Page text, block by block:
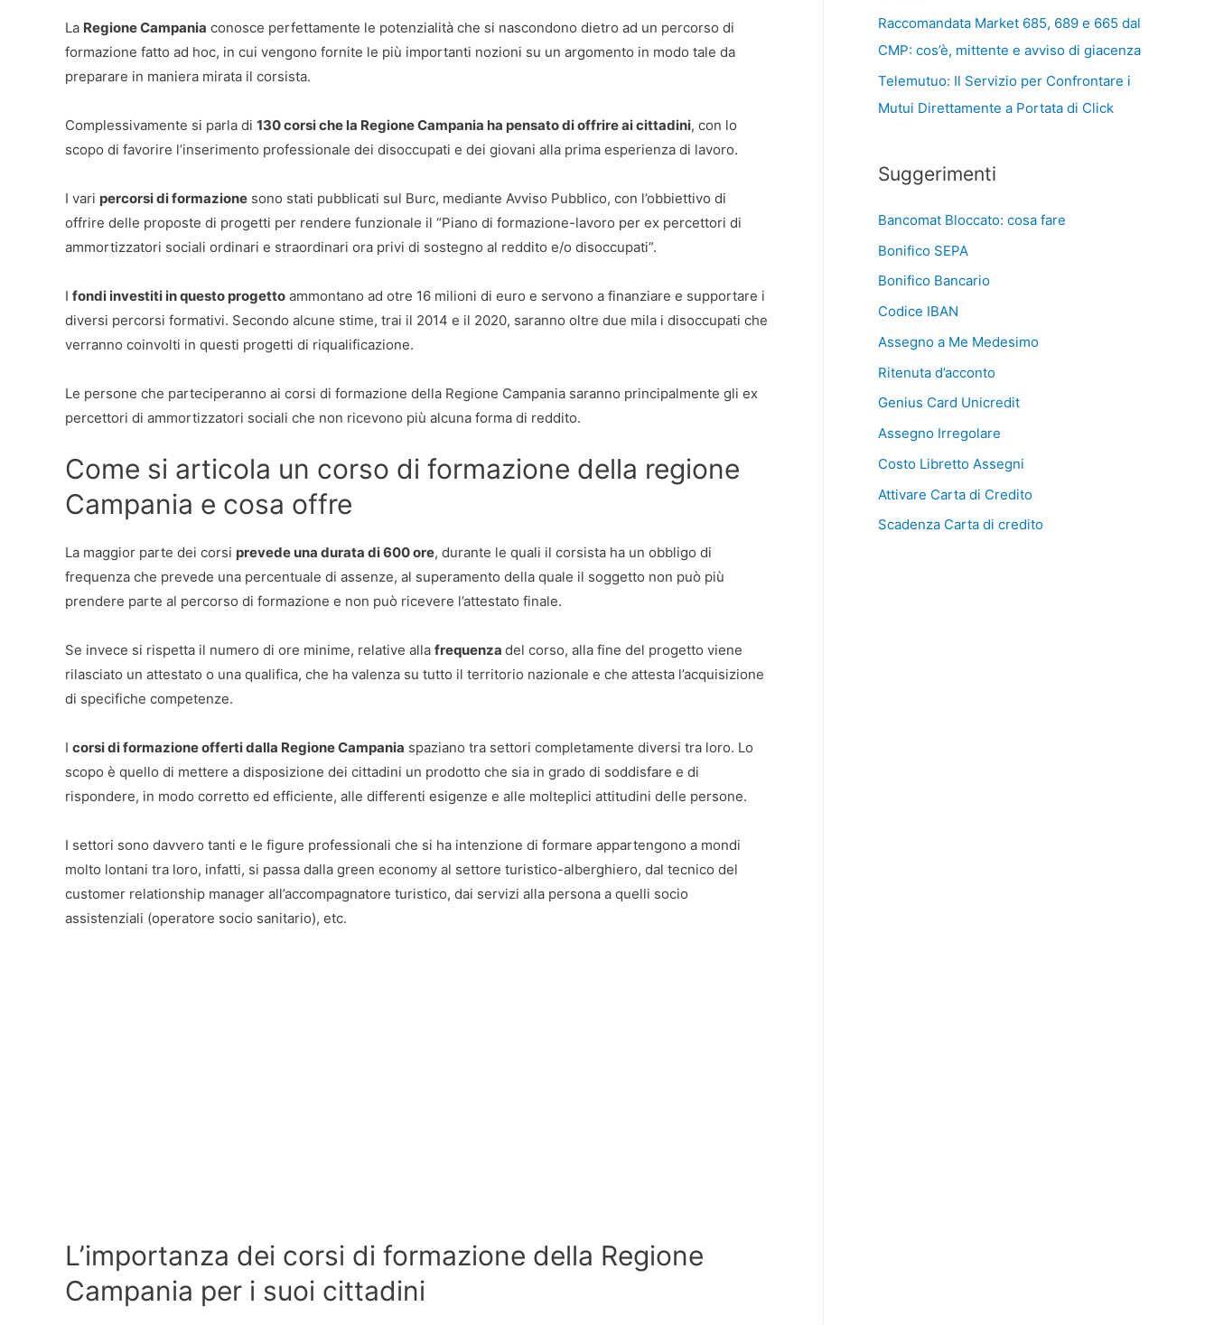
La Regione Campania conosce perfettamente le potenzialità che si nascondono dietro ad un percorso di
formazione fatto ad hoc, in cui vengono fornite le più importanti nozioni su un argomento in modo tale da
preparare in maniera mirata il corsista.
Complessivamente si parla di 130 corsi che la Regione Campania ha pensato di offrire ai cittadini, con lo
scopo di favorire l’inserimento professionale dei disoccupati e dei giovani alla prima esperienza di lavoro.
I vari percorsi di formazione sono stati pubblicati sul Burc, mediante Avviso Pubblico, con l’obbiettivo di
offrire delle proposte di progetti per rendere funzionale il “Piano di formazione-lavoro per ex percettori di
ammortizzatori sociali ordinari e straordinari ora privi di sostegno al reddito e/o disoccupati”.
I fondi investiti in questo progetto ammontano ad otre 16 milioni di euro e servono a finanziare e supportare i
diversi percorsi formativi. Secondo alcune stime, trai il 2014 e il 2020, saranno oltre due mila i disoccupati che
verranno coinvolti in questi progetti di riqualificazione.
Le persone che parteciperanno ai corsi di formazione della Regione Campania saranno principalmente gli ex
percettori di ammortizzatori sociali che non ricevono più alcuna forma di reddito.
Come si articola un corso di formazione della regione
Campania e cosa offre
La maggior parte dei corsi prevede una durata di 600 ore, durante le quali il corsista ha un obbligo di
frequenza che prevede una percentuale di assenze, al superamento della quale il soggetto non può più
prendere parte al percorso di formazione e non può ricevere l’attestato finale.
Se invece si rispetta il numero di ore minime, relative alla frequenza del corso, alla fine del progetto viene
rilasciato un attestato o una qualifica, che ha valenza su tutto il territorio nazionale e che attesta l’acquisizione
di specifiche competenze.
I corsi di formazione offerti dalla Regione Campania spaziano tra settori completamente diversi tra loro. Lo
scopo è quello di mettere a disposizione dei cittadini un prodotto che sia in grado di soddisfare e di
rispondere, in modo corretto ed efficiente, alle differenti esigenze e alle molteplici attitudini delle persone.
I settori sono davvero tanti e le figure professionali che si ha intenzione di formare appartengono a mondi
molto lontani tra loro, infatti, si passa dalla green economy al settore turistico-alberghiero, dal tecnico del
customer relationship manager all’accompagnatore turistico, dai servizi alla persona a quelli socio
assistenziali (operatore socio sanitario), etc.
L’importanza dei corsi di formazione della Regione
Campania per i suoi cittadini
Raccomandata Market 685, 689 e 665 dal
CMP: cos’è, mittente e avviso di giacenza
Telemutuo: Il Servizio per Confrontare i
Mutui Direttamente a Portata di Click
Suggerimenti
Bancomat Bloccato: cosa fare
Bonifico SEPA
Bonifico Bancario
Codice IBAN
Assegno a Me Medesimo
Ritenuta d’acconto
Genius Card Unicredit
Assegno Irregolare
Costo Libretto Assegni
Attivare Carta di Credito
Scadenza Carta di credito